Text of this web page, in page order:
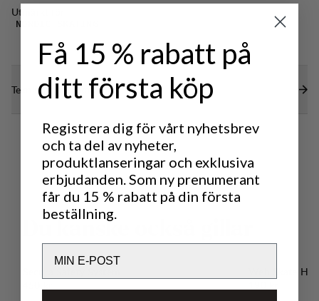
Utmärkt för
NORDIC SKATING
Tekniska specifikationer
k
Web Skate
Få 15 % rabatt på
ditt första köp
Registrera dig för vårt nyhetsbrev
och ta del av nyheter,
produktlanseringar och exklusiva
erbjudanden. Som ny prenumerant
får du 15 % rabatt på din första
beställning.